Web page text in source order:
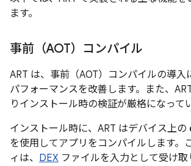
ます。
事前（AOT）コンパイル
ART は、事前（AOT）コンパイルの導入
パフォーマンスを改善します。また、
りインストール時の検証が厳格になって
インストール時に、ART はデバイス上の
を使用してアプリをコンパイルします。
ィは、 DEX ファイルを入力として受け取